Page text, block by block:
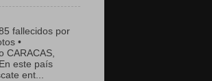
fallecidos por
•
CARACAS,
este país
ent...